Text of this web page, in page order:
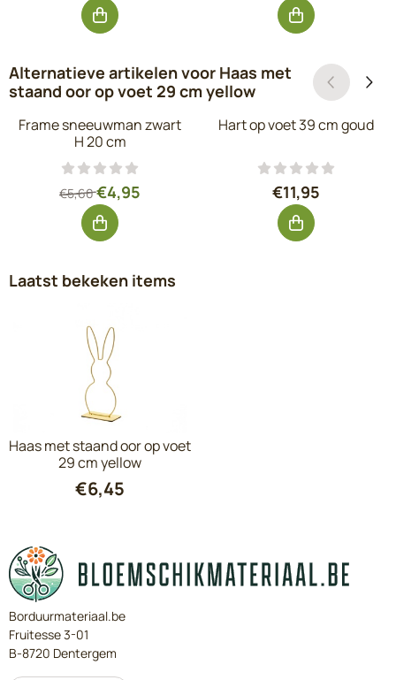
Alternatieve artikelen voor Haas met
staand oor op voet 29 cm yellow
Frame sneeuwman zwart
H 20 cm
Van 5,60 voor 4,95, exclusief btw: 4,09
€5,60€4,95
Hart op voet 39 cm goud
Prijs: 11,95,
€11,95
Laatst bekeken items
Haas met staand oor op voet
29 cm yellow
€6,45
Borduurmateriaal.be
Fruitesse 3-01
B-8720 Dentergem